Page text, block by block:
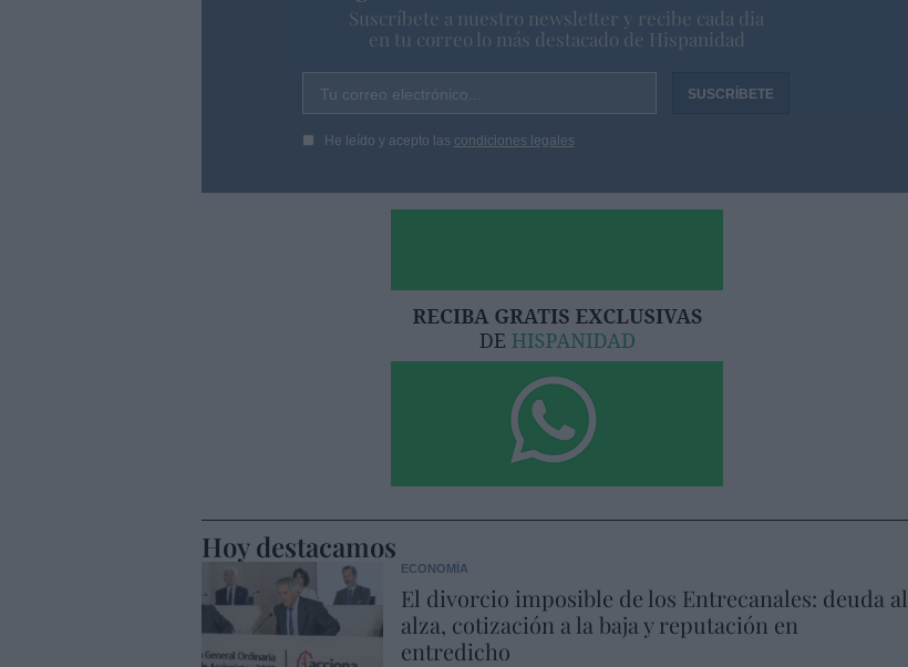
Suscríbete a nuestro newsletter y recibe cada dia
en tu correo lo más destacado de Hispanidad
Tu correo electrónico...
He leído y acepto las condiciones legales
Hoy destacamos
ECONOMÍA
El divorcio imposible de los Entrecanales: deuda al
alza, cotización a la baja y reputación en
entredicho